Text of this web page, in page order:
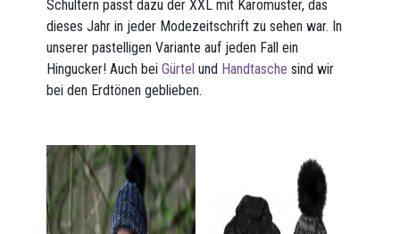
Schultern passt dazu der XXL mit Karomuster, das
dieses Jahr in jeder Modezeitschrift zu sehen war. In
unserer pastelligen Variante auf jeden Fall ein
Hingucker! Auch beiGürtel und Handtasche sind wir
bei den Erdtönen geblieben.